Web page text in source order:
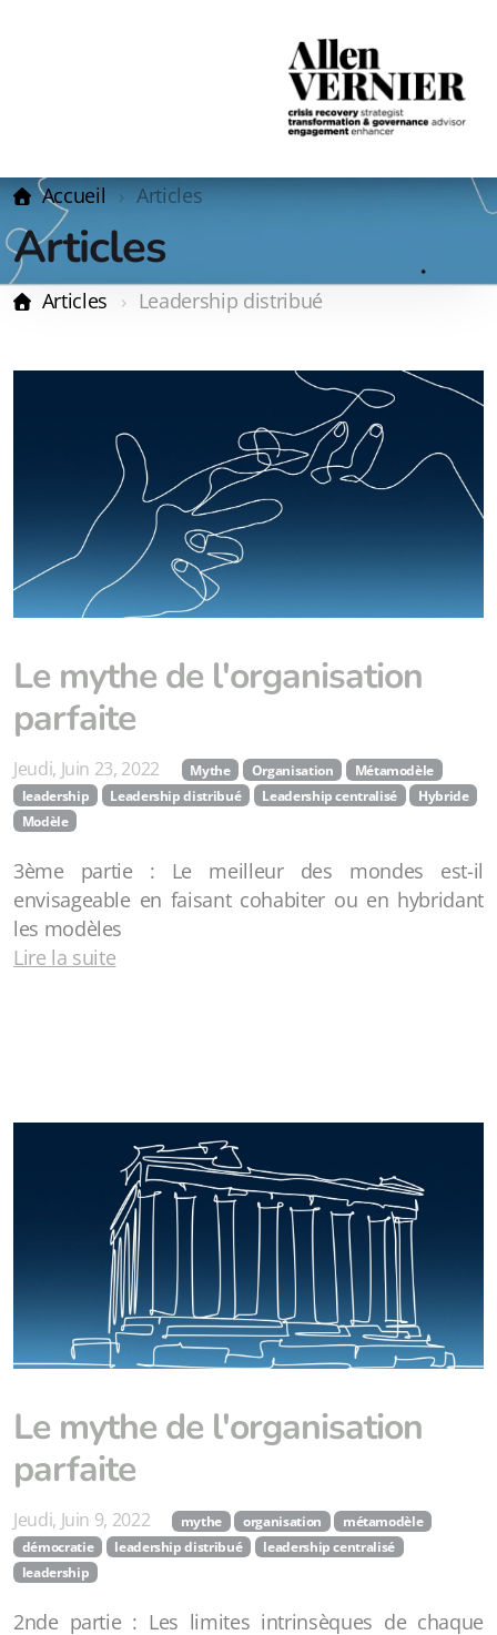
Accueil Articles
Articles
Articles Leadership distribué
Le mythe de l'organisation
parfaite
Jeudi, Juin 23, 2022 Mythe Organisation
Métamodèle
leadership
Leadership distribué Leadership centralisé
Hybride
Modèle
3ème partie : Le meilleur des mondes est-il
envisageable en faisant cohabiter ou en hybridant
les modèles
Lire la suite
Le mythe de l'organisation
parfaite
Jeudi, Juin 9, 2022 mythe organisation
métamodèle
démocratie
leadership distribué
leadership centralisé
leadership
2nde partie : Les limites intrinsèques de chaque